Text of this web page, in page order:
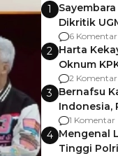
1
Dikritik
Gagalnya
6 Komentar
2 Harta
Oknum
Pemalang
2 Komentar
3 Bernafsu
Indonesia,
Berencana
1 Komentar
4 Mengenal
Tinggi